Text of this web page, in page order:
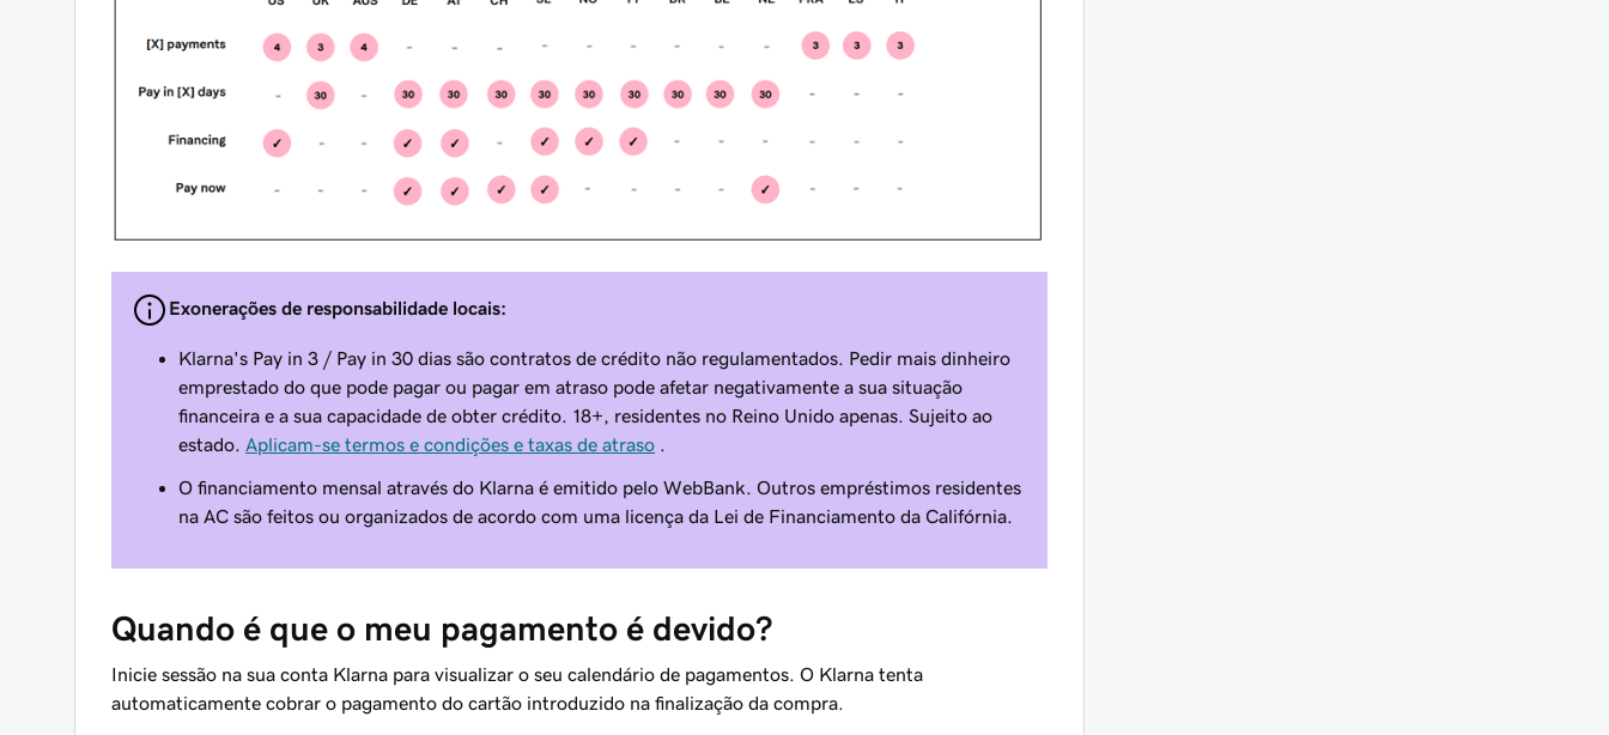
Exonerações de responsabilidade locais:
Klarna's Pay in 3 / Pay in 30 dias são contratos de crédito não regulamentados. Pedir mais dinheiro
emprestado do que pode pagar ou pagar em atraso pode afetar negativamente a sua situação
financeira e a sua capacidade de obter crédito. 18+, residentes no Reino Unido apenas. Sujeito ao
estado. Aplicam-se termos e condições e taxas de atraso
O financiamento mensal através do Klarna é emitido pelo WebBank. Outros empréstimos residentes
na AC são feitos ou organizados de acordo com uma licença da Lei de Financiamento da Califórnia.
Quando é que o meu pagamento é devido?
Inicie sessão na sua conta Klarna para visualizar o seu calendário de pagamentos. O Klarna tenta
automaticamente cobrar o pagamento do cartão introduzido na finalização da compra.